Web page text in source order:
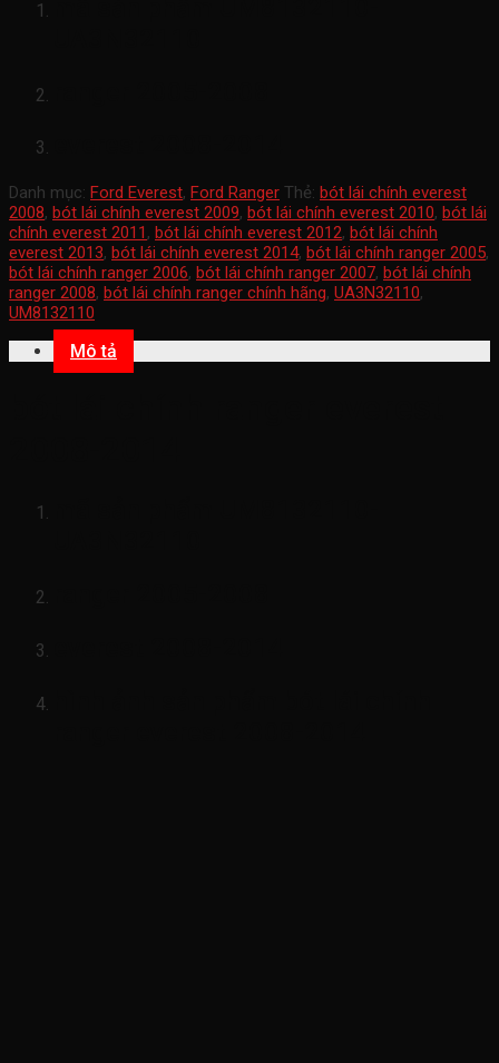
Danh mục: Ford Everest, Ford Ranger Thẻ: bót lái chính everest
2008, bót lái chính everest 2009, bót lái chính everest 2010, bót lái
chính everest 2011 , bót lái chính everest 2012, bót lái chính
everest 2013, bót lái chính everest 2014, bót lái chính ranger 2005,
bót lái chính ranger 2006, bót lái chính ranger 2007, bót lái chính
ranger 2008, bót lái chính ranger chính hãng, UA3N32110,
UM8132110
Mô tả